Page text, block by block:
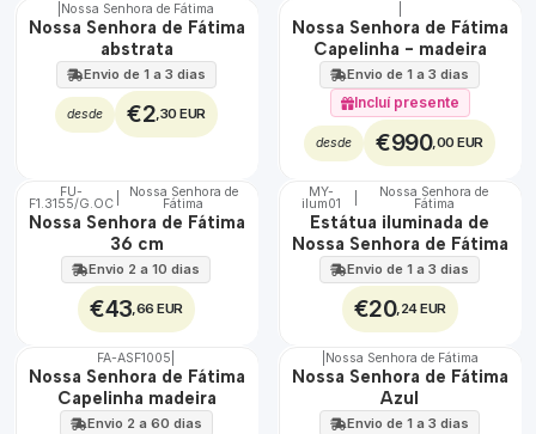
Nossa Senhora de Fátima
Nossa Senhora de Fátima
abstrata
Envio de 1 a 3 dias
desde €2 ,30 EUR
🇵🇹
100%
EXCLUSIVO
Nossa Senhora de Fátima
Capelinha - madeira
Envio de 1 a 3 dias
Incluí presente
desde €990,00 EUR
🇵🇹
100%
FU-
F1.3155/G.OC
Nossa Senhora de
Fátima
Nossa Senhora de Fátima
36 cm
Envio 2 a 10 dias
€43 ,66 EUR
🇵🇹
100%
MY-
ilum01
Nossa Senhora de
Fátima
Estátua iluminada de
Nossa Senhora de Fátima
Envio de 1 a 3 dias
€20,24 EUR
🇵🇹
100%
TOP
FA-ASF1005
Nossa Senhora de Fátima
Capelinha madeira
Envio 2 a 60 dias
Nossa Senhora de Fátima
Nossa Senhora de Fátima
Azul
Envio de 1 a 3 dias